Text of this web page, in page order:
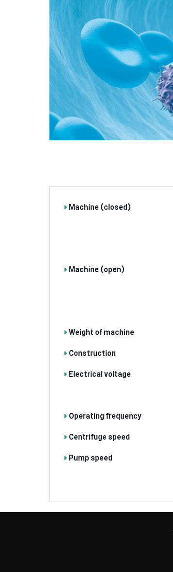
Machine (closed)
Machine (open)
Weight of machine
Construction
Electrical voltage
Operating frequency
Centrifuge speed
Pump speed